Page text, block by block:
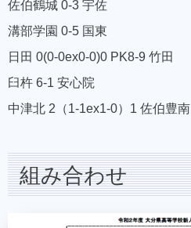
佐伯鶴城 0-3 宇佐
溝部学園 0-5 国東
日田 0(0-0ex0-0)0 PK8-9 竹田
臼杵 6-1 安心院
中津北 2（1-1ex1-0）1 佐伯豊南
組み合わせ